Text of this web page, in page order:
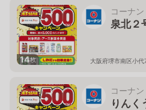
14枚
コーナン
泉北２
大阪府堺市南区小代
コーナン
りんく